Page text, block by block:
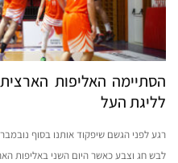
הסתיימה האליפות
לליגת העל
רגע לפני הגשם שיפקוד אותנו בסוף
לבש חג וצבע כאשר היום השני באליפות